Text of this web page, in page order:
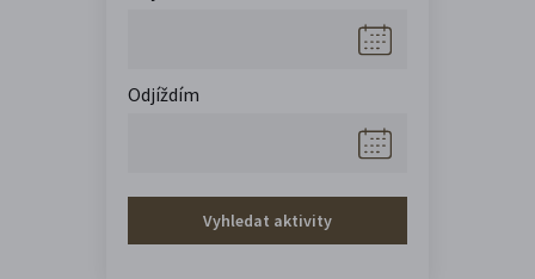
Odjíždím
Vyhledat aktivity